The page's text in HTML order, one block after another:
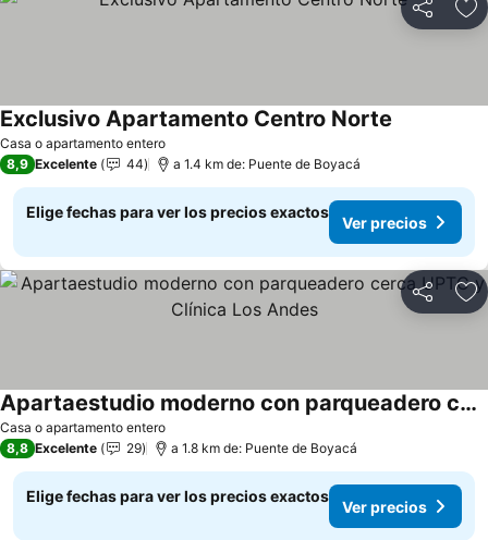
Compartir
Casa o apartamento entero
Exclusivo Apartamento Centro Norte
8,9 Excelente 44 a 1.4 km de: Puente de Boyacá
Elige fechas para ver los precios exactos
Ver precios
Compartir
Casa o apartamento entero
Apartaestudio moderno con parqueadero cerca UPTC y Clínica Los Andes
8,8 Excelente 29 a 1.8 km de: Puente de Boyacá
Elige fechas para ver los precios exactos
Ver precios